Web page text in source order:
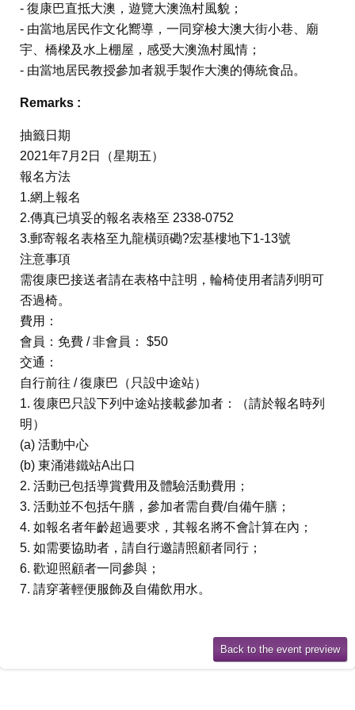
- 復康巴直抵大澳，遊覽大澳漁村風貌；
- 由當地居民作文化嚮導，一同穿梭大澳大街小巷、廟
宇、橋樑及水上棚屋，感受大澳漁村風情；
- 由當地居民教授參加者親手製作大澳的傳統食品。
Remarks :
抽籤日期
2021年7月2日（星期五）
報名方法
1.網上報名
2.傳真已填妥的報名表格至 2338-0752
3.郵寄報名表格至九龍橫頭磡?宏基樓地下1-13號
注意事項
需復康巴接送者請在表格中註明，輪椅使用者請列明可
否過椅。
費用：
會員：免費 / 非會員： $50
交通：
自行前往 / 復康巴（只設中途站）
1. 復康巴只設下列中途站接載參加者：（請於報名時列
明）
(a) 活動中心
(b) 東涌港鐵站A出口
2. 活動已包括導賞費用及體驗活動費用；
3. 活動並不包括午膳，參加者需自費/自備午膳；
4. 如報名者年齡超過要求，其報名將不會計算在內；
5. 如需要協助者，請自行邀請照顧者同行；
6. 歡迎照顧者一同參與；
7. 請穿著輕便服飾及自備飲用水。